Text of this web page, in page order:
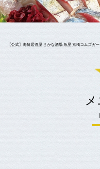
【公式】海鮮居酒屋 さかな酒場 魚星 京橋コムズガ